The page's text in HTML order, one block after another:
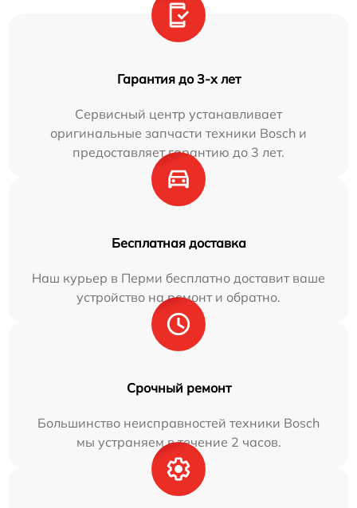
Гарантия до 3-х лет
Сервисный центр устанавливает
оригинальные запчасти техники Bosch и
предоставляет гарантию до 3 лет.
Бесплатная доставка
Наш курьер в Перми бесплатно доставит ваше
устройство на ремонт и обратно.
Срочный ремонт
Большинство неисправностей техники Bosch
мы устраняем в течение 2 часов.